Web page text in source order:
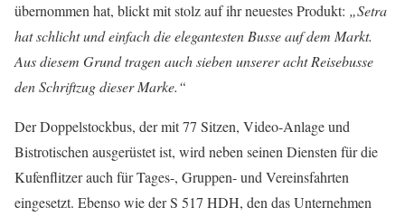
übernommen hat, blickt mit stolz auf ihr neuestes Produkt: „Setra
hat schlicht und einfach die elegantesten Busse auf dem Markt.
Aus diesem Grund tragen auch sieben unserer acht Reisebusse
den Schriftzug dieser Marke.“
Der Doppelstockbus, der mit 77 Sitzen, Video-Anlage und
Bistrotischen ausgerüstet ist, wird neben seinen Diensten für die
Kufenflitzer auch für Tages-, Gruppen- und Vereinsfahrten
eingesetzt. Ebenso wie der S 517 HDH, den das Unternehmen